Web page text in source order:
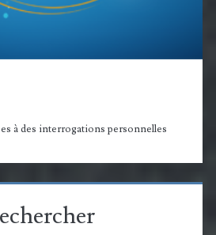
à des interrogations personnelles